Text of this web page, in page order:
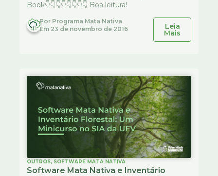
Book👇👇👇👇👇👇👇👇 Boa leitura!
Por Programa Mata Nativa
Em 23 de novembro de 2016 Leia
Mais
OUTROS, SOFTWARE MATA NATIVA
Software Mata Nativa e Inventário